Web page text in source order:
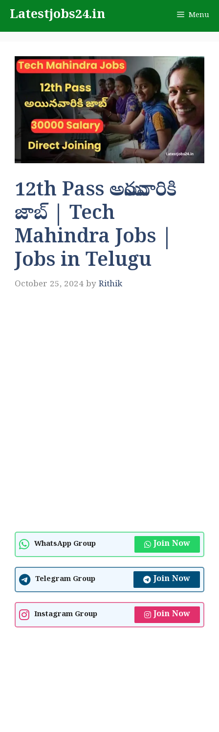
content
Latestjobs24.in Menu
12th Pass అయినవారికి
జాబ్ | Tech
Mahindra Jobs |
Jobs in Telugu
October 25, 2024 by Rithik
WhatsApp Group Join Now
Telegram Group Join Now
Instagram Group Join Now